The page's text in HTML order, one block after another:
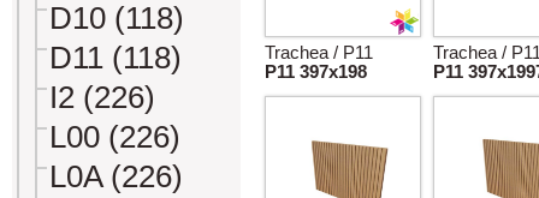
D10 (118)
D11 (118)
I2 (226)
L00 (226)
L0A (226)
Trachea / P11
P11 397x198
Trachea /
P11